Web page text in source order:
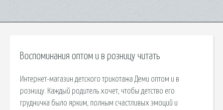
Воспоминания оптом и в розницу читать
Интернет-магазин детского трикотажа Деми оптом и в
розницу. Каждый родитель хочет, чтобы детство его
грудничка было ярким, полным счастливых эмоций и